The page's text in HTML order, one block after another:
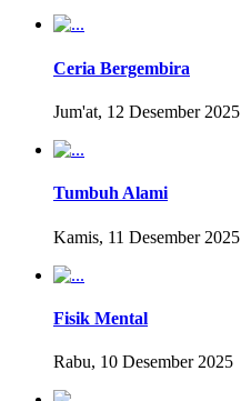
Ceria Bergembira
Jum'at, 12 Desember 2025
Tumbuh Alami
Kamis, 11 Desember 2025
Fisik Mental
Rabu, 10 Desember 2025